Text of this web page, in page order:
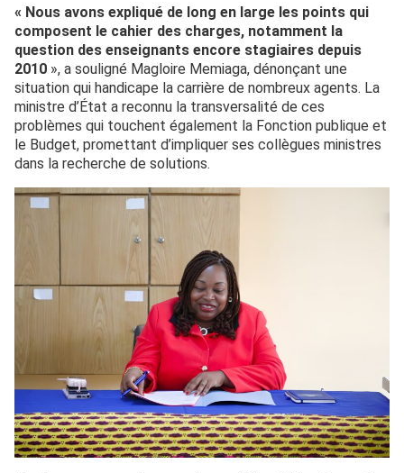
« Nous avons expliqué de long en large les points qui
composent le cahier des charges, notamment la
question des enseignants encore stagiaires depuis
2010 », a souligné Magloire Memiaga, dénonçant une
situation qui handicape la carrière de nombreux agents. La
ministre d’État a reconnu la transversalité de ces
problèmes qui touchent également la Fonction publique et
le Budget, promettant d’impliquer ses collègues ministres
dans la recherche de solutions.